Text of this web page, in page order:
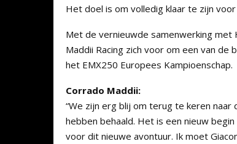
Het doel is om volledig klaar te zijn
Met de vernieuwde samenwerking
Maddii Racing zich voor om een van
het EMX250 Europees Kampioenschap.
Corrado Maddii:
“We zijn erg blij om terug te keren
hebben behaald. Het is een nieuw
voor dit nieuwe avontuur. Ik moet